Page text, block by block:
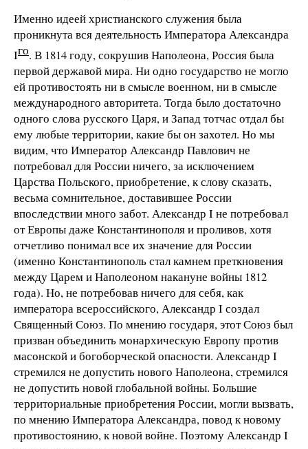
Именно идеей христианского служения была
проникнута вся деятельность Императора Александра
Iго. В 1814 году, сокрушив Наполеона, Россия была
первой державой мира. Ни одно государство не могло
ей противостоять ни в смысле военном, ни в смысле
международного авторитета. Тогда было достаточно
одного слова русского Царя, и Запад тотчас отдал бы
ему любые территории, какие бы он захотел. Но мы
видим, что Император Александр Павлович не
потребовал для России ничего, за исключением
Царства Польского, приобретение, к слову сказать,
весьма сомнительное, доставившее России
впоследствии много забот. Александр I не потребовал
от Европы даже Константинополя и проливов, хотя
отчетливо понимал все их значение для России
(именно Константинополь стал камнем преткновения
между Царем и Наполеоном накануне войны 1812
года). Но, не потребовав ничего для себя, как
императора всероссийского, Александр I создал
Священный Союз. По мнению государя, этот Союз был
призван объединить монархическую Европу против
масонской и богоборческой опасности. Александр I
стремился не допустить нового Наполеона, стремился
не допустить новой глобальной войны. Большие
территориальные приобретения России, могли вызвать,
по мнению Императора Александра, повод к новому
противостоянию, к новой войне. Поэтому Александр I